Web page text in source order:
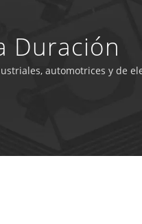
Duración
automotrices y de